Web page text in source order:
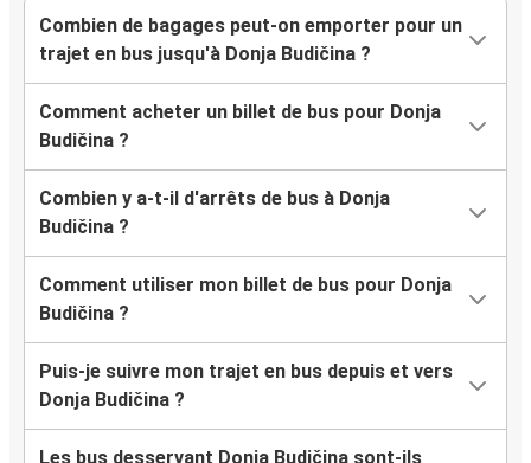
Combien de bagages peut-on emporter pour un
trajet en bus jusqu'à Donja Budičina ?
Comment acheter un billet de bus pour Donja
Budičina ?
Combien y a-t-il d'arrêts de bus à Donja
Budičina ?
Comment utiliser mon billet de bus pour Donja
Budičina ?
Puis-je suivre mon trajet en bus depuis et vers
Donja Budičina ?
Les bus desservant Donja Budičina sont-ils